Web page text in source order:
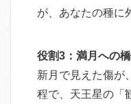
が、あなたの種に
役割3：満月への
新月で見えた傷が
程で、天王星の「